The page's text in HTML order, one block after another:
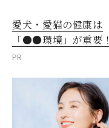
愛犬・愛猫の健康は
「●●環境」が重要！
PR